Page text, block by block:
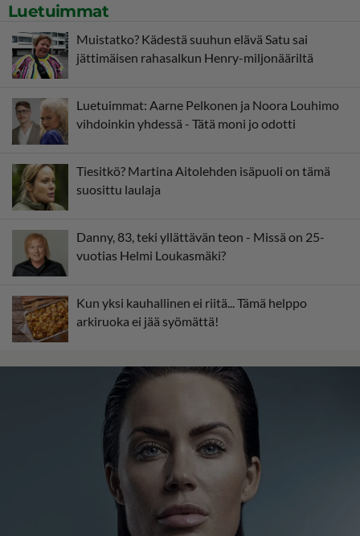
Luetuimmat
Muistatko? Kädestä suuhun elävä Satu sai
jättimäisen rahasalkun Henry-miljonääriltä
Luetuimmat: Aarne Pelkonen ja Noora Louhimo
vihdoinkin yhdessä - Tätä moni jo odotti
Tiesitkö? Martina Aitolehden isäpuoli on tämä
suosittu laulaja
Danny, 83, teki yllättävän teon - Missä on 25-
vuotias Helmi Loukasmäki?
Kun yksi kauhallinen ei riitä... Tämä helppo
arkiruoka ei jää syömättä!